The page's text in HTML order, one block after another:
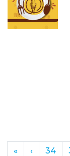
« ‹ 34